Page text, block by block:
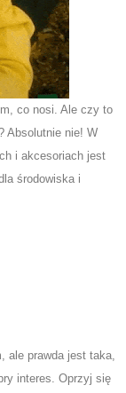
co nosi. Ale czy to
Absolutnie nie! W
i akcesoriach jest
środowiska i
ale prawda jest taka,
interes. Oprzyj się